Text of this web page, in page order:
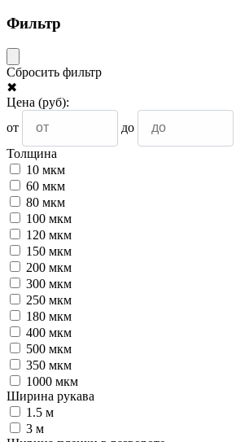
Фильтр
Сбросить фильтр
✖
Цена (руб):
от
до
Толщина
10 мкм
60 мкм
80 мкм
100 мкм
120 мкм
150 мкм
200 мкм
300 мкм
250 мкм
180 мкм
400 мкм
500 мкм
350 мкм
1000 мкм
Ширина рукава
1.5 м
3 м